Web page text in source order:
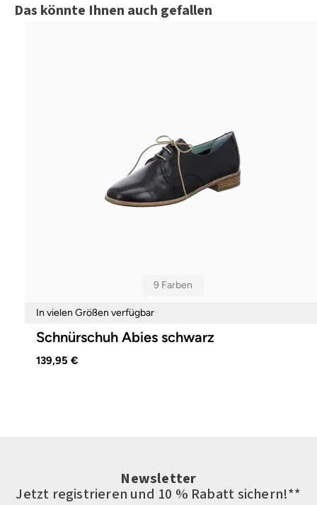
Produktgalerie überspringen
Das könnte Ihnen auch gefallen
9 Farben
In vielen Größen verfügbar
Schnürschuh Abies schwarz
139,95 €
Newsletter
Jetzt registrieren und 10 % Rabatt sichern!**